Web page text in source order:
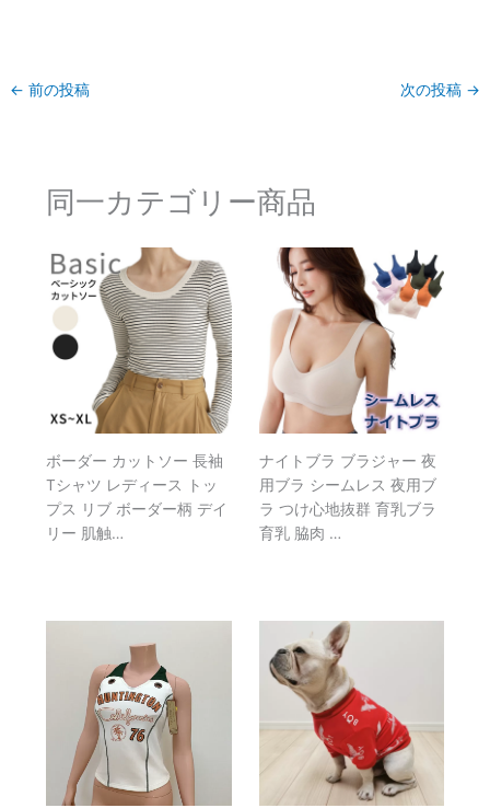
← 前の投稿 次の投稿 →
同一カテゴリー商品
ボーダー カットソー 長袖
Tシャツ レディース トッ
プス リブ ボーダー柄 デイ
リー 肌触…
ナイトブラ ブラジャー 夜
用ブラ シームレス 夜用ブ
ラ つけ心地抜群 育乳ブラ
育乳 脇肉 …